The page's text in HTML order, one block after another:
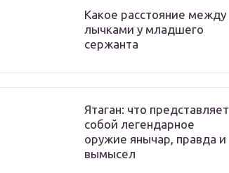
Какое расстояние между
лычками у младшего
сержанта
Ятаган: что представляет
собой легендарное
оружие янычар, правда и
вымысел